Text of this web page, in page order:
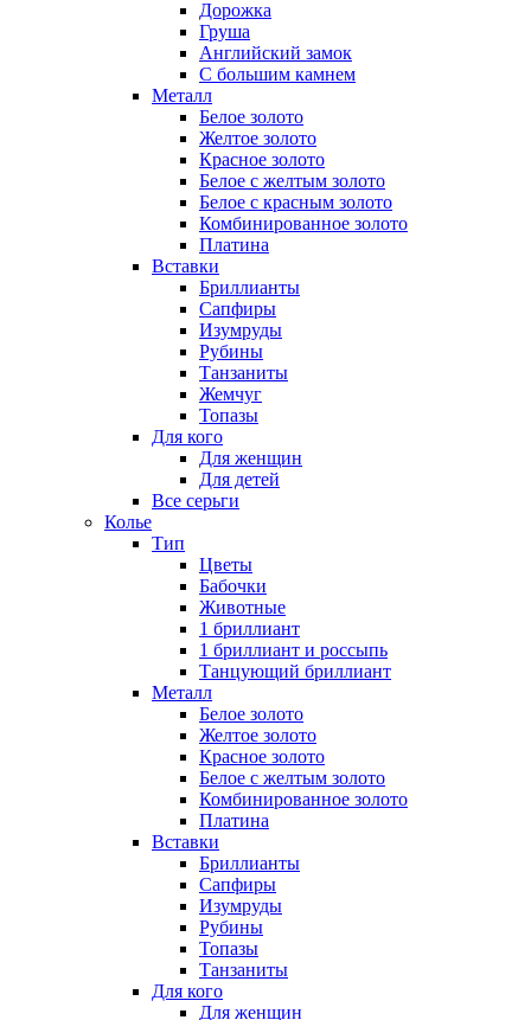
Дорожка
Груша
Английский замок
С большим камнем
Металл
Белое золото
Желтое золото
Красное золото
Белое с желтым золото
Белое с красным золото
Комбинированное золото
Платина
Вставки
Бриллианты
Сапфиры
Изумруды
Рубины
Танзаниты
Жемчуг
Топазы
Для кого
Для женщин
Для детей
Все серьги
Колье
Тип
Цветы
Бабочки
Животные
1 бриллиант
1 бриллиант и россыпь
Танцующий бриллиант
Металл
Белое золото
Желтое золото
Красное золото
Белое с желтым золото
Комбинированное золото
Платина
Вставки
Бриллианты
Сапфиры
Изумруды
Рубины
Топазы
Танзаниты
Для кого
Для женщин